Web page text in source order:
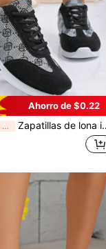
Ahorro de $0.22
¡Últimos 3 días Zapatillas de lona informales, cómodas y ligeras con bordado, para uso primavera/otoño, para mujeres